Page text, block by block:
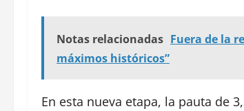
Notas relacionadas Fuera de la
máximos históricos”
En esta nueva etapa, la pauta de